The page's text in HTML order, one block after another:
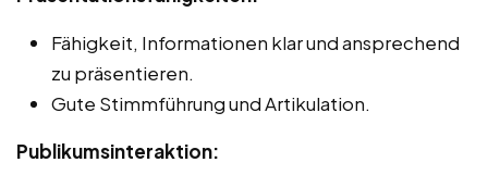
Fähigkeit, Informationen klar und ansprechend
zu präsentieren.
Gute Stimmführung und Artikulation.
Publikumsinteraktion: